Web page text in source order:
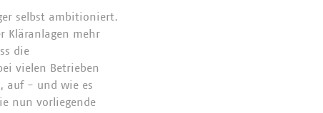
selbst ambitioniert.
Kläranlagen mehr
die
vielen Betrieben
auf - und wie es
nun vorliegende